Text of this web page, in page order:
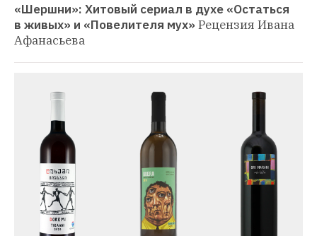
«Шершни»: Хитовый сериал в духе «Остаться
в живых» и «Повелителя мух» Рецензия Ивана
Афанасьева